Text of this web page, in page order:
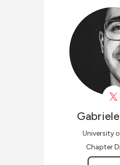
Gabriele
University
Chapter